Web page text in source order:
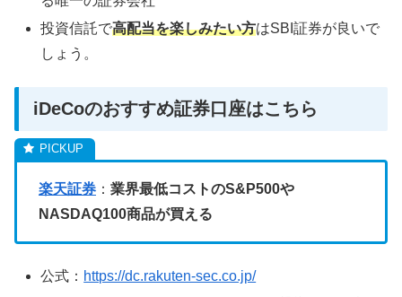
投資信託で高配当を楽しみたい方はSBI証券が良いで
しょう。
iDeCoのおすすめ証券口座はこちら
楽天証券 ： 業界最低コストのS&P500や
NASDAQ100商品が買える
公式： https://dc.rakuten-sec.co.jp/